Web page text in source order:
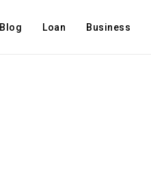
Blog Loan Business